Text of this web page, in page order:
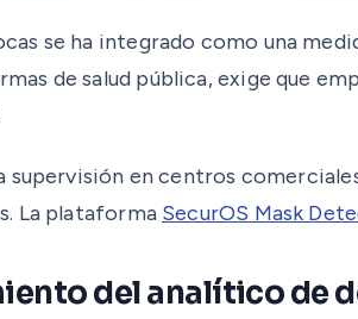
se ha integrado como una
de salud pública, exige que
supervisión en centros
La plataforma SecurOS Mask
del analítico de